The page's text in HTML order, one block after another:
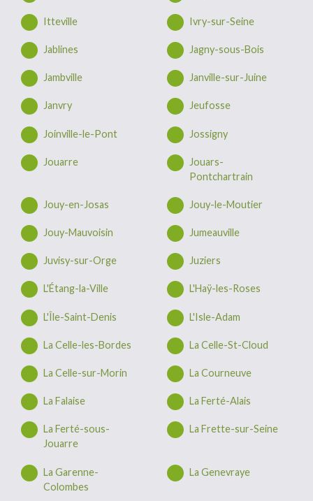
Itteville Ivry-sur-Seine
Jablines Jagny-sous-Bois
Jambville Janville-sur-Juine
Janvry Jeufosse
Joinville-le-Pont Jossigny
Jouarre
Jouars-
Pontchartrain
Jouy-en-Josas Jouy-le-Moutier
Jouy-Mauvoisin Jumeauville
Juvisy-sur-Orge Juziers
L'Étang-la-Ville L'Haÿ-les-Roses
L'Île-Saint-Denis L'Isle-Adam
La Celle-les-Bordes La Celle-St-Cloud
La Celle-sur-Morin La Courneuve
La Falaise La Ferté-Alais
La Ferté-sous-
Jouarre
La Frette-sur-Seine
La Garenne-
Colombes
La Genevraye